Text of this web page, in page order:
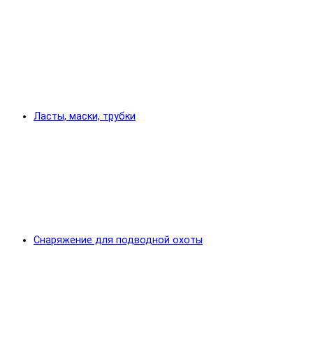
Ласты, маски, трубки
Снаряжение для подводной охоты